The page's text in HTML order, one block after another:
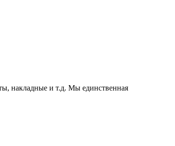
накладные и т.д. Мы единственная